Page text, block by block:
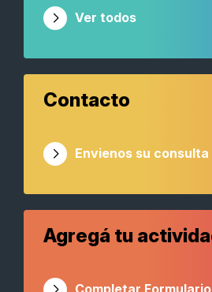
Ver todos
Contacto
Envienos su consulta
Agregá tu